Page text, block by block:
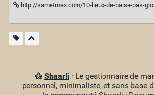
http://sametmax.com/10-lieux-de-baise-pas-
Shaarli· Le gestionnaire de
personnel, minimaliste, et sans base